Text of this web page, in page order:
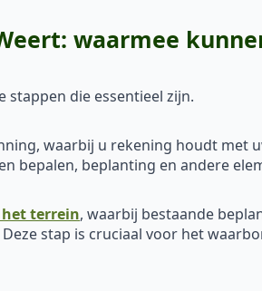
waarmee
stappen die essentieel zijn.
waarbij u rekening houdt met
bepalen, beplanting en andere
terrein, waarbij bestaande
stap is cruciaal voor het